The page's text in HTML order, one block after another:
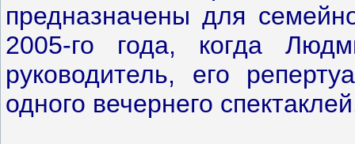
предназначены для
2005-го года, когда
руководитель, его
одного вечернего